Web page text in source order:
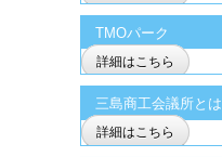
TMOパーク
詳細はこちら
三島商工会議所とは
詳細はこちら